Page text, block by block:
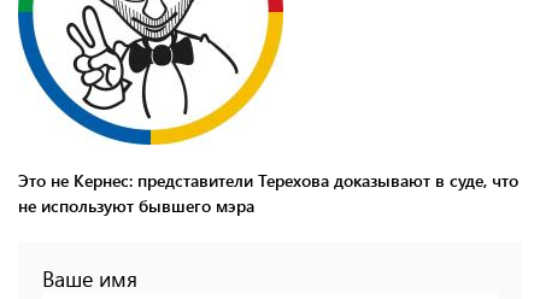
Это не Кернес: представители Терехова доказывают в суде, что
не используют бывшего мэра
Ваше имя